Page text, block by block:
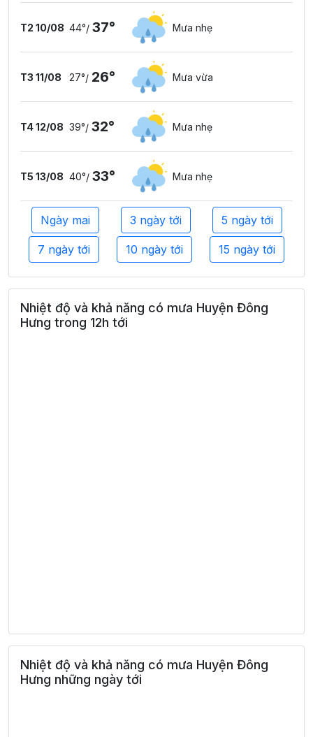
T2 10/08 44°/ 37° Mưa nhẹ
T3 11/08 27°/ 26° Mưa vừa
T4 12/08 39°/ 32° Mưa nhẹ
T5 13/08 40°/ 33° Mưa nhẹ
Ngày mai 3 ngày tới 5 ngày tới
7 ngày tới 10 ngày tới 15 ngày tới
Nhiệt độ và khả năng có mưa Huyện Đông
Hưng trong 12h tới
Nhiệt độ và khả năng có mưa Huyện Đông
Hưng những ngày tới